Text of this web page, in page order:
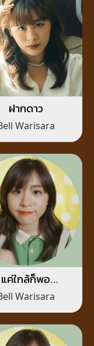
ฝากดาว
Warisara
แค่ใกล้ก็พอ
Warisara